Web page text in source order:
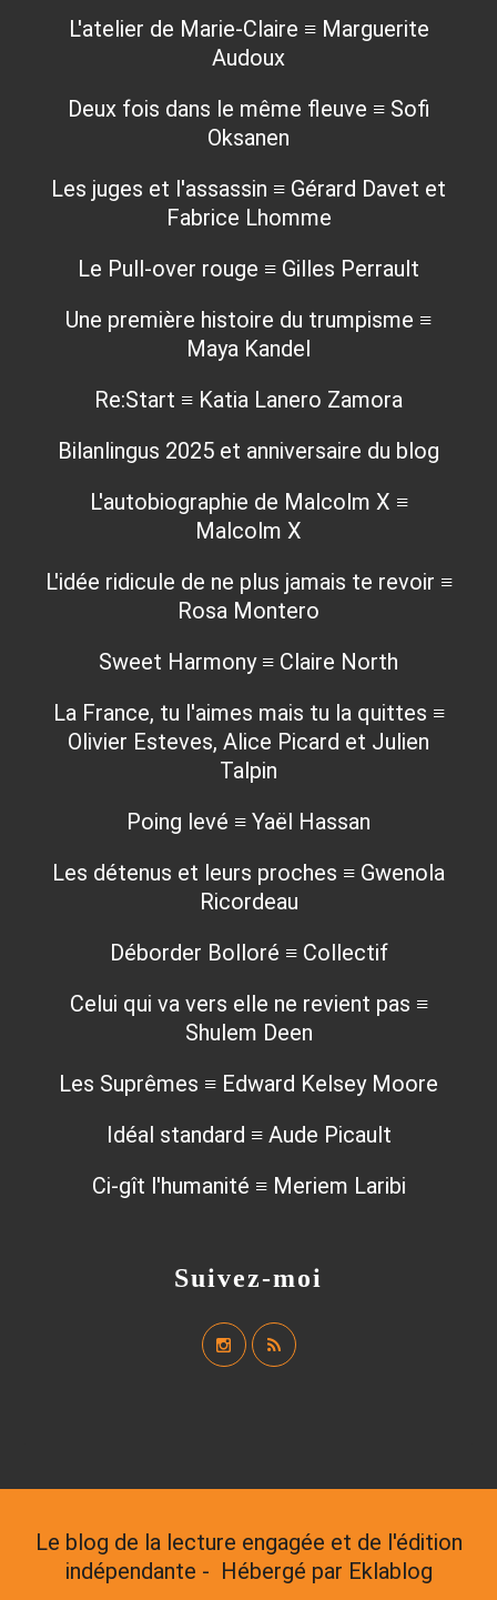
Suivez-moi
L'atelier de Marie-Claire ≡ Marguerite
Audoux
Deux fois dans le même fleuve ≡ Sofi
Oksanen
Les juges et l'assassin ≡ Gérard Davet et
Fabrice Lhomme
Le Pull-over rouge ≡ Gilles Perrault
Une première histoire du trumpisme ≡
Maya Kandel
Re:Start ≡ Katia Lanero Zamora
Bilanlingus 2025 et anniversaire du blog
L'autobiographie de Malcolm X ≡
Malcolm X
L'idée ridicule de ne plus jamais te revoir ≡
Rosa Montero
Sweet Harmony ≡ Claire North
La France, tu l'aimes mais tu la quittes ≡
Olivier Esteves, Alice Picard et Julien
Talpin
Poing levé ≡ Yaël Hassan
Les détenus et leurs proches ≡ Gwenola
Ricordeau
Déborder Bolloré ≡ Collectif
Celui qui va vers elle ne revient pas ≡
Shulem Deen
Les Suprêmes ≡ Edward Kelsey Moore
Idéal standard ≡ Aude Picault
Ci-gît l'humanité ≡ Meriem Laribi
Le blog de la lecture engagée et de l'édition
indépendante - Hébergé par Eklablog